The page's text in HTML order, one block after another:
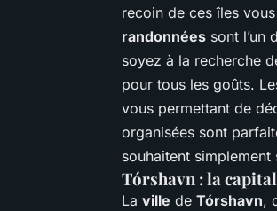
recoin de ces îles
randonnées sont l’un
soyez à la recherche
pour tous les goûts.
vous permettant de
organisées sont
souhaitent
Tórshavn : la
La ville de Tórshavn,